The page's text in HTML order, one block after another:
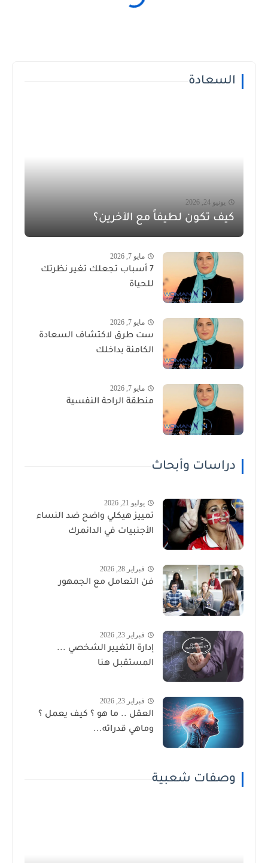
السعادة
يونيو 24, 2026
كيف تكون لطيفاً مع الآخرين؟
مايو 7, 2026
7 أسباب تجعلك تغير نظرتك
للحياة
مايو 7, 2026
ست طرق لاكتشاف السعادة
الكامنة بداخلك
مايو 7, 2026
منطقة الراحة النفسية
دراسات وأبحاث
يوليو 21, 2026
تمييز هيكلي واضح ضد النساء
الأجنبيات في الدانمرك
فبراير 28, 2026
فن التعامل مع الجمهور
فبراير 23, 2026
إدارة التغيير الشخصي ...
المستقبل هنا
فبراير 23, 2026
العقل .. ما هو ؟ كيف يعمل ؟
وماهي قدراته...
وصفات شعبية